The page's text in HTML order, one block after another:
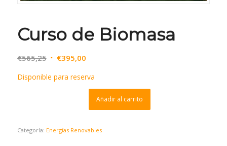
Curso de Biomasa
€565,25 €395,00
Disponible para reserva
Añadir al carrito
Categoría: Energías Renovables